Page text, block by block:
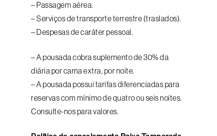
– Passagem aérea.
– Serviços de transporte terrestre (traslados).
– Despesas de caráter pessoal.
– A pousada cobra suplemento de 30% da
diária por cama extra, por noite.
– A pousada possui tarifas diferenciadas para
reservas com mínimo de quatro ou seis noites.
Consulte-nos para valores.